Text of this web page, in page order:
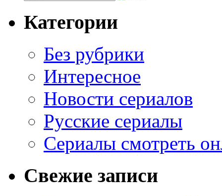
Категории
Без рубрики
Интересное
Новости сериалов
Русские сериалы
Сериалы смотреть
Свежие записи